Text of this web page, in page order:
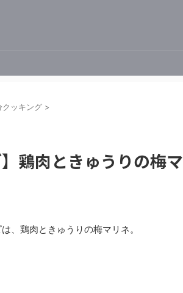
クッキング >
鶏肉ときゅうりの梅マ
、鶏肉ときゅうりの梅マリネ。